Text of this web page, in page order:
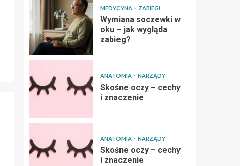
MEDYCYNA ZABIEGI
Wymiana soczewki w
oku – jak wygląda
zabieg?
ANATOMIA NARZĄDY
Skośne oczy – cechy
i znaczenie
ANATOMIA NARZĄDY
Skośne oczy – cechy
i znaczenie